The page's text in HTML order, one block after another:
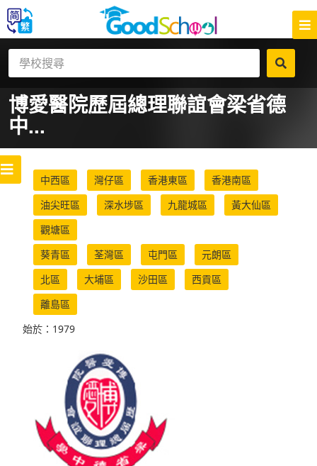
博愛醫院歷屆總理聯誼會梁省德
中...
中西區 灣仔區 香港東區
香港南區
油尖旺區
深水埗區 九龍城區
黃大仙區
觀塘區
葵青區
荃灣區 屯門區
元朗區
北區
大埔區 沙田區
西貢區
離島區
始於：1979